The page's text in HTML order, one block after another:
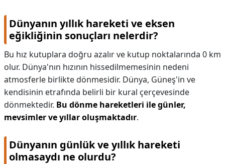
Dünyanın yıllık hareketi ve eksen
eğikliğinin sonuçları nelerdir?
Bu hız kutuplara doğru azalır ve kutup noktalarında 0 km
olur. Dünya'nın hızının hissedilmemesinin nedeni
atmosferle birlikte dönmesidir. Dünya, Güneş'in ve
kendisinin etrafında belirli bir kural çerçevesinde
dönmektedir. Bu dönme hareketleri ile günler,
mevsimler ve yıllar oluşmaktadır.
Dünyanın günlük ve yıllık hareketi
olmasaydı ne olurdu?